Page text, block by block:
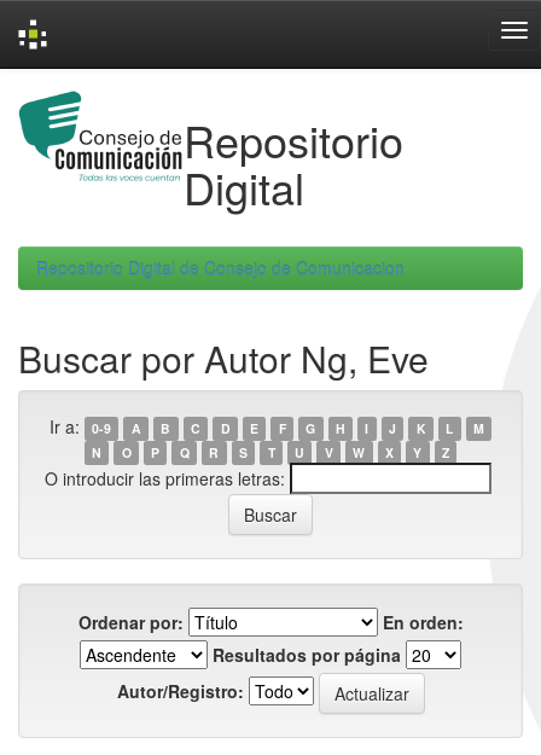
navigation
Repositorio
Digital
Repositorio Digital de Consejo de Comunicacion
Buscar por Autor Ng, Eve
Ir a: 0-9 A B C D E F G H I J K L
M
N
O P Q R S T U V W X Y Z
O introducir las primeras letras:
Ordenar por:
En orden:
Resultados por página
Autor/Registro: